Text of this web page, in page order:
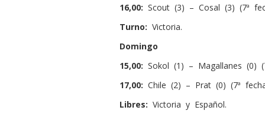
16,00: Scout (3) – Cosal (3) (7ª
Turno: Victoria.
Domingo
15,00: Sokol (1) – Magallanes (0)
17,00: Chile (2) – Prat (0) (7ª
Libres: Victoria y Español.